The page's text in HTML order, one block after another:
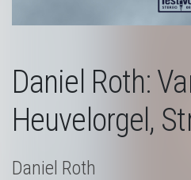
Daniel Roth:
Heuvelorgel,
Daniel Roth